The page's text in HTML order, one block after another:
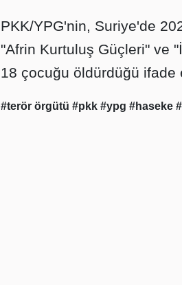
PKK/YPG'nin, Suriye'de
"Afrin Kurtuluş Güçleri" ve
18 çocuğu öldürdüğü ifade
#terör örgütü #pkk #ypg #haseke